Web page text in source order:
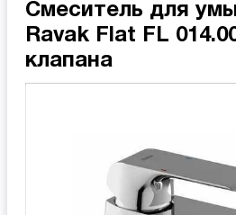
Смеситель для
Ravak Flat FL
клапана